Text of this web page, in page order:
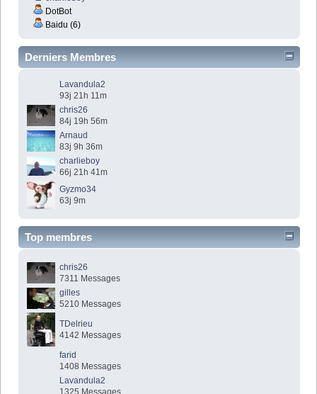
DotBot
Baidu (6)
Derniers Membres
Lavandula2
93j 21h 11m
chris26
84j 19h 56m
Arnaud
83j 9h 36m
charlieboy
66j 21h 41m
Gyzmo34
63j 9m
Top membres
chris26
7311 Messages
gilles
5210 Messages
TDelrieu
4142 Messages
farid
1408 Messages
Lavandula2
1325 Messages